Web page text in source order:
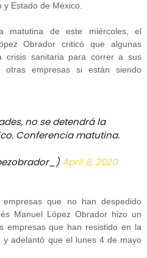
Estado de México.
matutina de este miércoles, el
Obrador criticó que algunas
crisis sanitaria para correr a sus
otras empresas si están siendo
no se detendrá la
Conferencia matutina.
April 8, 2020
que no han despedido
Manuel López Obrador hizo un
empresas que han resistido en la
y adelantó que el lunes 4 de mayo